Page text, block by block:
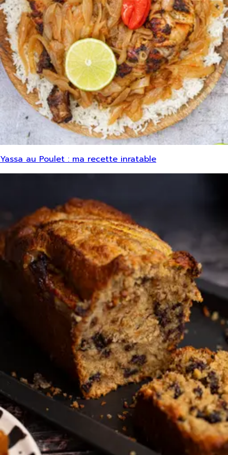
Yassa au Poulet : ma recette inratable